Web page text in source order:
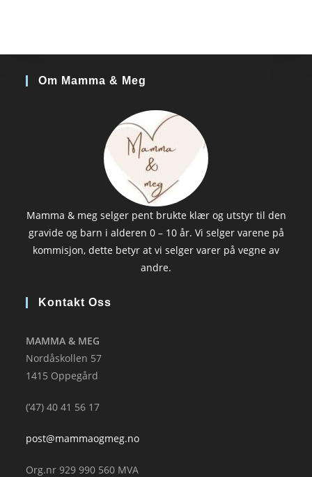
Om Mamma & Meg
Mamma & meg selger pent brukte klær og utstyr til den
gravide og barn i alderen 0 – 10 år. Vi selger varene på
kommisjon, dette betyr at vi selger varer på vegne av
andre.
Kontakt Oss
MAMMA & MEG
Nordåskollen 57
1415 Oppegård
(’47) 40 41 56 17
post@mammaogmeg.no
Org.nr 929 990 560 MVA